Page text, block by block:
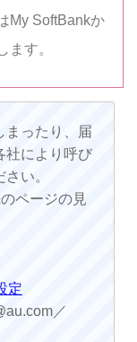
My SoftBankか
ます。
まったり、届
社により呼び
い。
ページの見
定
／